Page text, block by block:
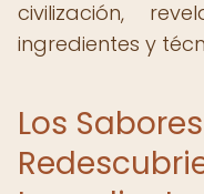
civilización,
ingredientes y
Los